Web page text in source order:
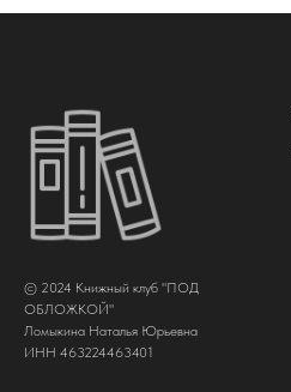
© 2024 Книжный клуб "ПОД
ОБЛОЖКОЙ"
Ломыкина Наталья Юрьевна
ИНН 463224463401